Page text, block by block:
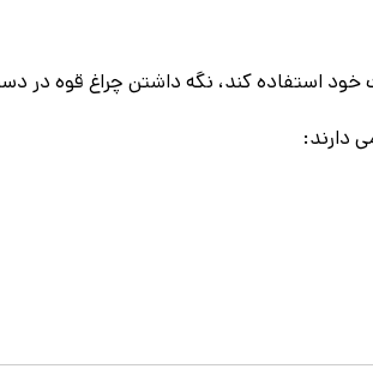
خود استفاده کند، نگه داشتن چراغ قوه
دارند: